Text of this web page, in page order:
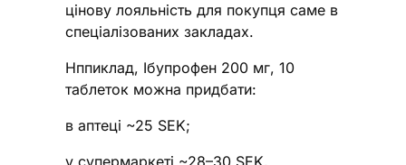
цінову лояльність для покупця саме в
спеціалізованих закладах.
Нппиклад, Ібупрофен 200 мг, 10
таблеток можна придбати:
в аптеці ~25 SEK;